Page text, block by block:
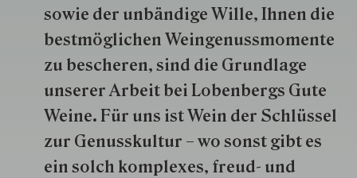
so­wie der un­bän­dige Wille, Ihnen die
best­mög­lich­en Wein­genuss­momente
zu besche­ren, sind die Grund­lage
unserer Arbeit bei Lobenbergs Gute
Weine. Für uns ist Wein der Schlüs­sel
zur Genuss­kultur – wo sonst gibt es
ein solch kom­plexes, freud- und